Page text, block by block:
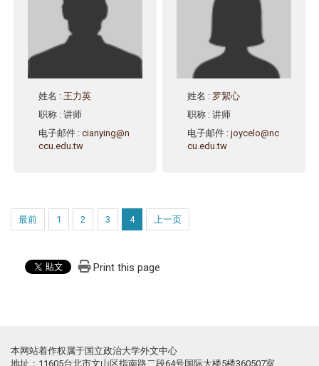
姓名 : 王力英
职称 : 讲师
电子邮件 :cianying@n
ccu.edu.tw
姓名 : 罗絜心
职称 : 讲师
电子邮件 :joycelo@nc
cu.edu.tw
最前 1 2 3 4 上一页
Print this page
本网站着作权属于国立政治大学外文中心
地址：11605台北市文山区指南路二段64号国际大楼5楼360507室